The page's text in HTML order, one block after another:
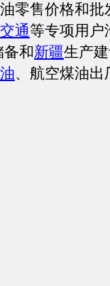
售价格和批
交通等专项用户
和新疆生产
、航空煤油出